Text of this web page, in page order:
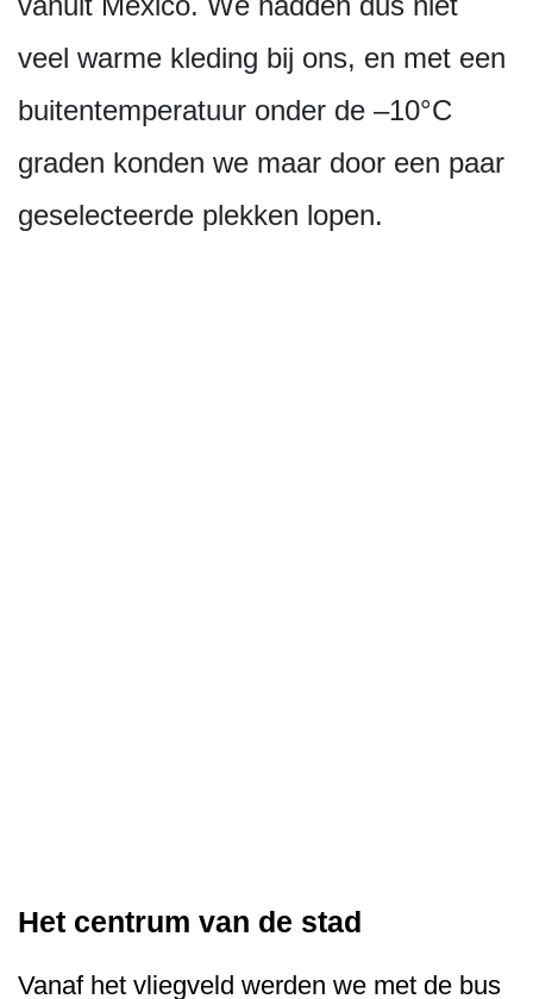
veel warme kleding bij ons, en met een
buitentemperatuur onder de –10°C
graden konden we maar door een paar
geselecteerde plekken lopen.
Het centrum van de stad
Vanaf het vliegveld werden we met de bus